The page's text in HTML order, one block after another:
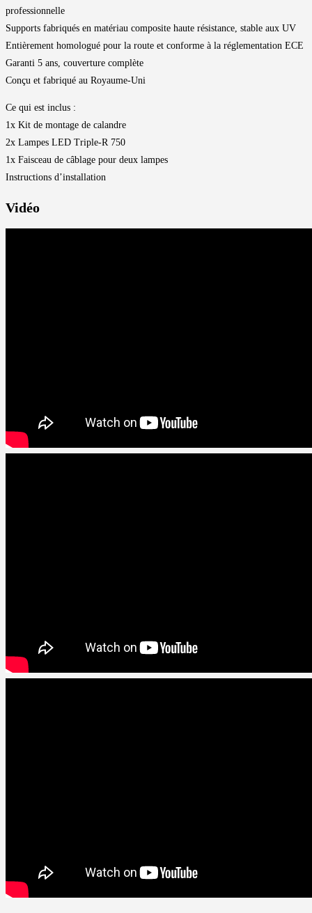
professionnelle
Supports fabriqués en matériau composite haute résistance, stable aux UV
Entièrement homologué pour la route et conforme à la réglementation ECE
Garanti 5 ans, couverture complète
Conçu et fabriqué au Royaume-Uni
Ce qui est inclus :
1x Kit de montage de calandre
2x Lampes LED Triple-R 750
1x Faisceau de câblage pour deux lampes
Instructions d’installation
Vidéo